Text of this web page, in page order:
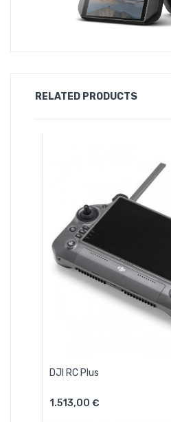
RELATED PRODUCTS
DJI RC Plus
1.513,00 €Aggiungi Al Carrello